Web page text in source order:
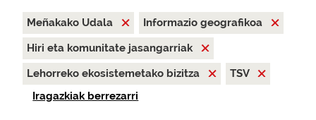
Meñakako Udala
Informazio geografikoa
Hiri eta komunitate jasangarriak
Lehorreko ekosistemetako bizitza
TSV
Iragazkiak berrezarri